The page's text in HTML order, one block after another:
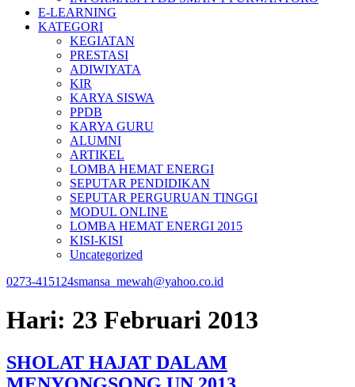
E-LEARNING
KATEGORI
KEGIATAN
PRESTASI
ADIWIYATA
KIR
KARYA SISWA
PPDB
KARYA GURU
ALUMNI
ARTIKEL
LOMBA HEMAT ENERGI
SEPUTAR PENDIDIKAN
SEPUTAR PERGURUAN TINGGI
MODUL ONLINE
LOMBA HEMAT ENERGI 2015
KISI-KISI
Uncategorized
0273-415124smansa_mewah@yahoo.co.id
Hari: 23 Februari 2013
SHOLAT HAJAT DALAM